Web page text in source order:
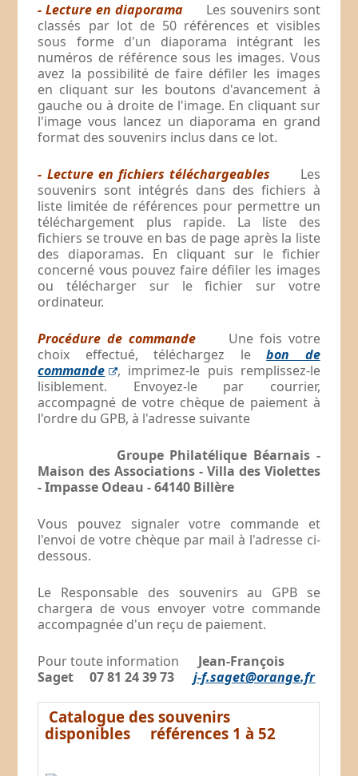
- Lecture en diaporamaLes souvenirs sont
classés par lot de 50 références et visibles
sous forme d'un diaporama intégrant les
numéros de référence sous les images. Vous
avez la possibilité de faire défiler les images
en cliquant sur les boutons d'avancement à
gauche ou à droite de l'image. En cliquant sur
l'image vous lancez un diaporama en grand
format des souvenirs inclus dans ce lot.
- Lecture en fichiers téléchargeables Les
souvenirs sont intégrés dans des fichiers à
liste limitée de références pour permettre un
téléchargement plus rapide. La liste des
fichiers se trouve en bas de page après la liste
des diaporamas. En cliquant sur le fichier
concerné vous pouvez faire défiler les images
ou télécharger sur le fichier sur votre
ordinateur.
Procédure de commande
Une fois votre
choix effectué, téléchargez le
bon de
commande
, imprimez-le puis remplissez-le
lisiblement. Envoyez-le par courrier,
accompagné de votre chèque de paiement à
l'ordre du GPB, à l'adresse suivante
Groupe Philatélique Béarnais -
Maison des Associations - Villa des Violettes
- Impasse Odeau - 64140 Billère
Vous pouvez signaler votre commande et
l'envoi de votre chèque par mail à l'adresse ci-
dessous.
Le Responsable des souvenirs au GPB se
chargera de vous envoyer votre commande
accompagnée d'un reçu de paiement.
Pour toute information Jean-François
Saget 07 81 24 39 73
j-f.saget@orange.fr
Catalogue des souvenirs
disponibles références 1 à 52